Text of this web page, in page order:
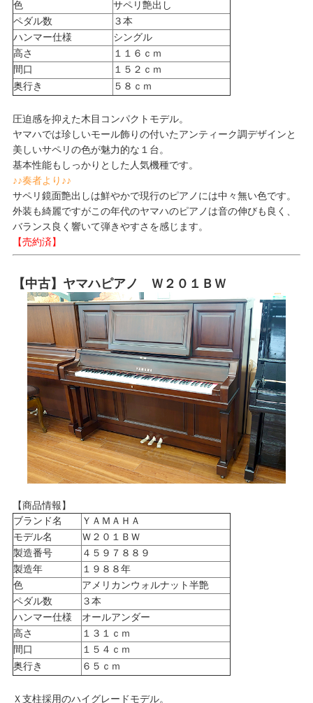
色
サペリ艶出し
ペダル数
３本
ハンマー仕様
シングル
高さ
１１６ｃｍ
間口
１５２ｃｍ
奥行き
５８ｃｍ
圧迫感を抑えた木目コンパクトモデル。
ヤマハでは珍しいモール飾りの付いたアンティーク調デザインと
美しいサペリの色が魅力的な１台。
基本性能もしっかりとした人気機種です。
♪♪奏者より♪♪
サペリ鏡面艶出しは鮮やかで現行のピアノには中々無い色です。
外装も綺麗ですがこの年代のヤマハのピアノは音の伸びも良く、
バランス良く響いて弾きやすさを感じます。
【売約済】
【中古】ヤマハピアノ Ｗ２０１ＢＷ
【商品情報】
ブランド名
ＹＡＭＡＨＡ
モデル名
Ｗ２０１ＢＷ
製造番号
４５９７８８９
製造年
１９８８年
色
アメリカンウォルナット半艶
ペダル数
３本
ハンマー仕様
オールアンダー
高さ
１３１ｃｍ
間口
１５４ｃｍ
奥行き
６５ｃｍ
Ｘ支柱採用のハイグレードモデル。